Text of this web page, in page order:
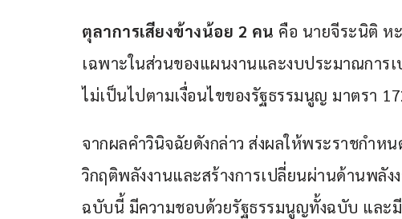
ตุลาการเสียงข้างน้อย 2 คน คือ นายจีระนิติ ห
เฉพาะในส่วนของแผนงานและงบประมาณการ
ไม่เป็นไปตามเงื่อนไขของรัฐธรรมนูญ มาตรา
จากผลคำวินิจฉัยดังกล่าว ส่งผลให้พระราชกำห
วิกฤติพลังงานและสร้างการเปลี่ยนผ่านด้านพลั
ฉบับนี้ มีความชอบด้วยรัฐธรรมนูญทั้งฉบับ และ